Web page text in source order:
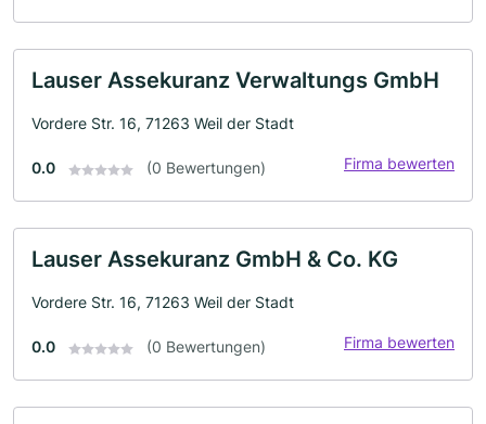
Lauser Assekuranz Verwaltungs GmbH
Vordere Str. 16, 71263 Weil der Stadt
0.0 (0 Bewertungen) Firma bewerten
Lauser Assekuranz GmbH & Co. KG
Vordere Str. 16, 71263 Weil der Stadt
0.0 (0 Bewertungen) Firma bewerten